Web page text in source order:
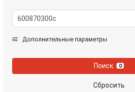
Дополнительные параметры
Поиск 0
Сбросить